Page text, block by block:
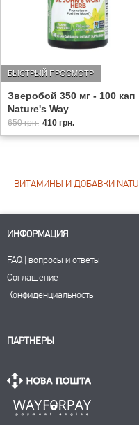
Зверобой 350 мг - 100 кап
Nature's Way
БЫСТРЫЙ ПРОСМОТР
650 грн. 410 грн.
ВИТАМИНЫ И ДОБАВКИ
ИНФОРМАЦИЯ
FAQ | вопросы и ответы
Соглашение
Конфиденциальность
ПАРТНЕРЫ